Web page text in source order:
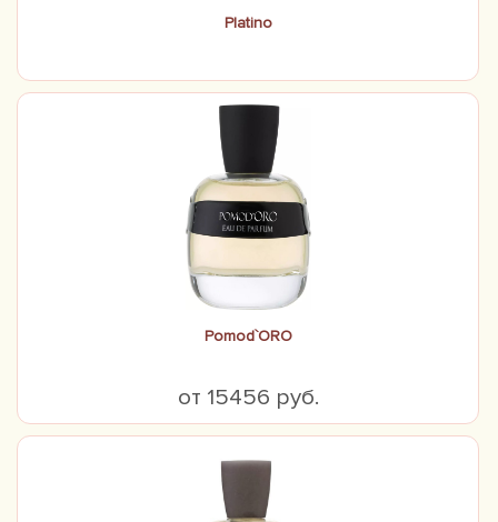
Platino
Pomod`ORO
от 15456 руб.